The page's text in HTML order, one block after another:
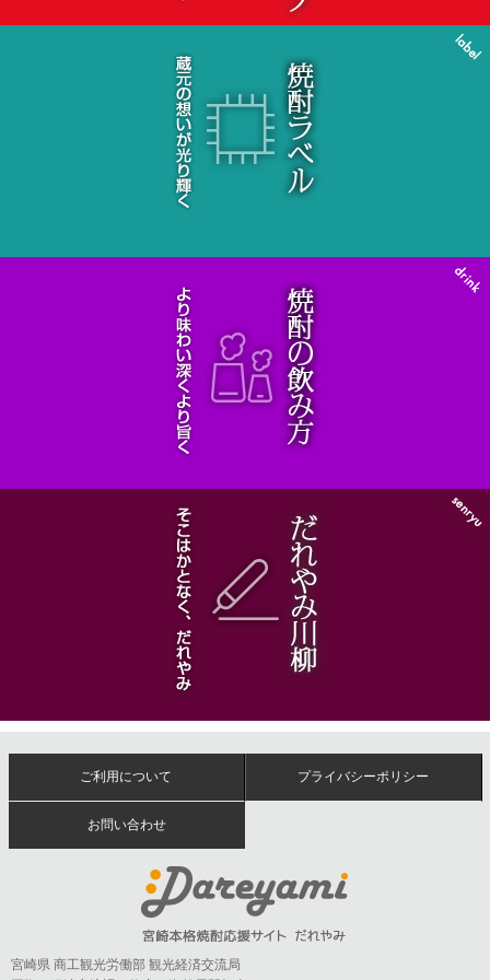
ご利用について プライバシーポリシー
お問い合わせ
宮崎県 商工観光労働部 観光経済交流局